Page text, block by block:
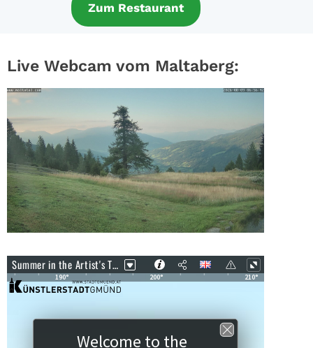
Zum Restaurant
Live Webcam vom Maltaberg: